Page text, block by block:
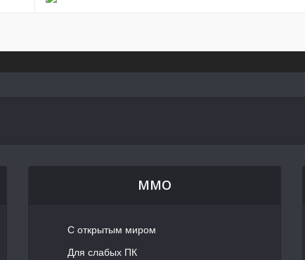
MMO
С открытым миром
Для слабых ПК